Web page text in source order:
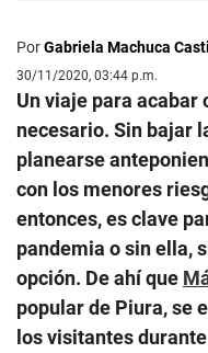
PorGabriela Machuca
30/11/2020, 03:44 p.m.
Un viaje para acabar
necesario. Sin bajar
planearse
con los menores
entonces, es clave
pandemia o sin ella,
opción. De ahí que
popular de Piura, se
los visitantes